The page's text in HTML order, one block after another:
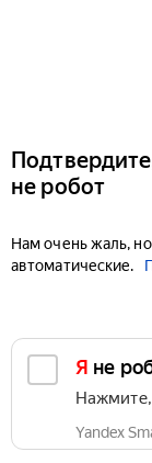
не робот
Нам очень жаль,
автоматические.
Я не
Yandex